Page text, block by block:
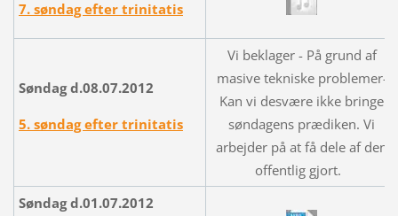
7. søndag efter trinitatis
Søndag d.08.07.2012
5. søndag efter trinitatis
Vi beklager - På grund af
masive tekniske problemer-
Kan vi desvære ikke bringe
søndagens prædiken. Vi
arbejder på at få dele af den
offentlig gjort.
Søndag d.01.07.2012